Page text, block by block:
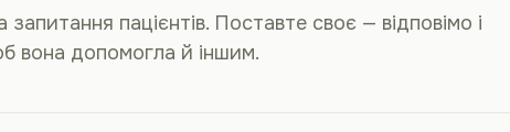
запитання пацієнтів. Поставте своє — відповімо і
вона допомогла й іншим.